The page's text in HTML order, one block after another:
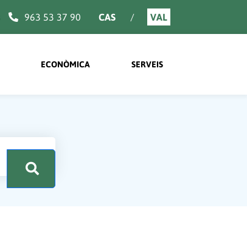
963 53 37 90 CAS VAL
ECONÒMICA SERVEIS